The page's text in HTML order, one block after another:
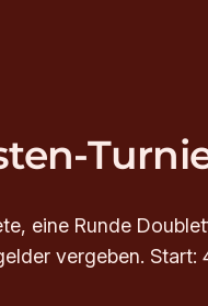
eine Runde
vergeben. Start: